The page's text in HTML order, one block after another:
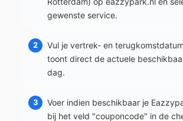
gewenste service.
Vul je vertrek- en
toont direct de actuele
dag.
Voer indien beschikbaar je
bij het veld "couponcode" in de